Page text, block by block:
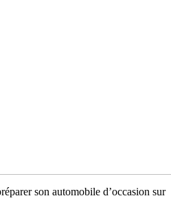
son automobile d’occasion sur